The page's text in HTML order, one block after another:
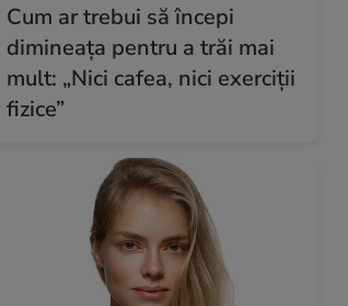
Cum ar trebui să începi
dimineața pentru a trăi mai
mult: „Nici cafea, nici exerciții
fizice”